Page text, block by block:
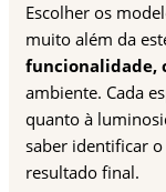
Escolher os
muito além da
funcionalidade,
ambiente. Cada
quanto à
saber identificar
resultado final.